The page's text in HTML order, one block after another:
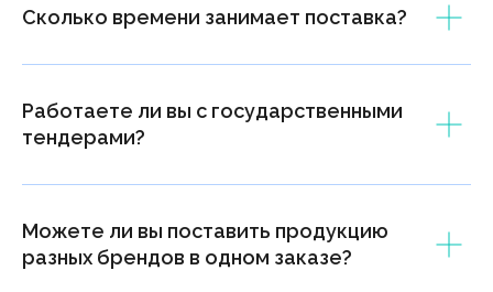
Сколько времени занимает поставка?
Работаете ли вы с государственными
тендерами?
Можете ли вы поставить продукцию
разных брендов в одном заказе?